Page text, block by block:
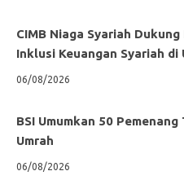
CIMB Niaga Syariah
Inklusi Keuangan Syariah di
06/08/2026
BSI Umumkan 50
Umrah
06/08/2026